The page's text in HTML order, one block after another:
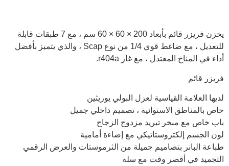
يخزن فريزر قائم بأبعاد 200 × 60 × 60 سم ، مع 7 طبقات قابلة
للتعديل ، مع ضاغط قوي 1/4 من نوع Scap ، والذي يتميز بأفضل
أداء في المناخ المعتدل ، مع غاز r404a.
فريزر قائم
لديها العلامة القياسية لعزل البولي يوريثين
خاص بالمناطق الاستوائية ، تصميم داخلي جميل
باب خاص مع مبخر تبريد مزدوج الزجاج
لون الجسم إلكتروستاتيكي مع إضاءة أمامية
طباعة البانر بتصاميم جميلة من الثرموستات والعرض الرقمي
التجميد في أقصر وقت مع سلة